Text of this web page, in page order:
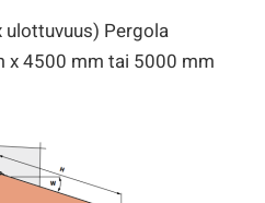
Pergola
x 4500 mm tai 5000 mm